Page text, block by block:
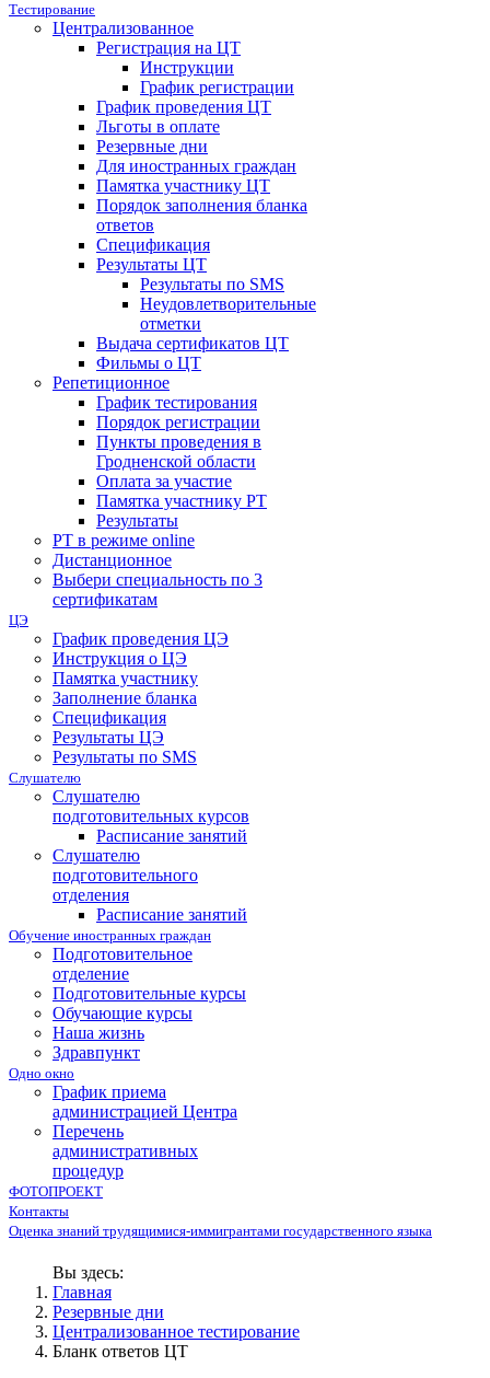
Тестирование
Централизованное
Регистрация на ЦТ
Инструкции
График регистрации
График проведения ЦТ
Льготы в оплате
Резервные дни
Для иностранных граждан
Памятка участнику ЦТ
Порядок заполнения бланка
ответов
Спецификация
Результаты ЦТ
Результаты по SMS
Неудовлетворительные
отметки
Выдача сертификатов ЦТ
Фильмы о ЦТ
Репетиционное
График тестирования
Порядок регистрации
Пункты проведения в
Гродненской области
Оплата за участие
Памятка участнику РТ
Результаты
РТ в режиме online
Дистанционное
Выбери специальность по 3
сертификатам
ЦЭ
График проведения ЦЭ
Инструкция о ЦЭ
Памятка участнику
Заполнение бланка
Спецификация
Результаты ЦЭ
Результаты по SMS
Слушателю
Слушателю
подготовительных курсов
Расписание занятий
Слушателю
подготовительного
отделения
Расписание занятий
Обучение иностранных граждан
Подготовительное
отделение
Подготовительные курсы
Обучающие курсы
Наша жизнь
Здравпункт
Одно окно
График приема
администрацией Центра
Перечень
административных
процедур
ФОТОПРОЕКТ
Контакты
Оценка знаний трудящимися-иммигрантами государственного языка
Вы здесь:
Главная
Резервные дни
Централизованное тестирование
Бланк ответов ЦТ